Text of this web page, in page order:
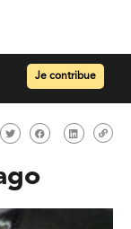
Je contribue